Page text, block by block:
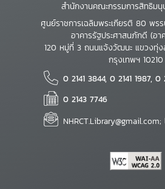
สำนักงานคณะกรรมการสิทธิม
ศูนย์ราชการเฉลิมพระเกียรติ 80 พร
อาคารรัฐประศาสนภักดี (อา
120 หมู่ที่ 3 ถนนแจ้งวัฒนะ แขวงทุ่
กรุงเทพฯ 10210
0 2141 3844, 0 2141 1987, 0
0 2143 7746